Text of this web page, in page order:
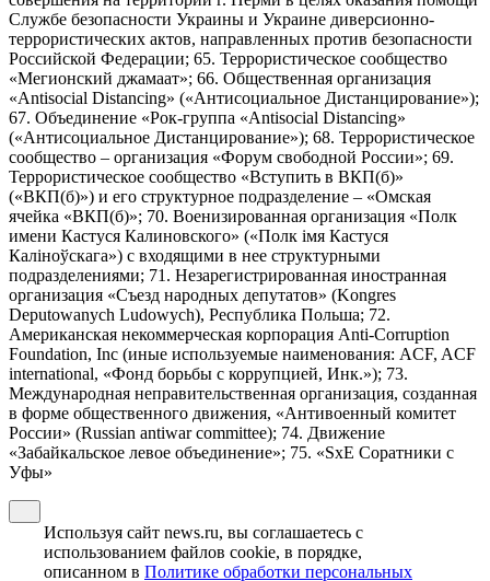
Службе безопасности Украины и Украине диверсионно-
террористических актов, направленных против безопасности
Российской Федерации; 65. Террористическое сообщество
«Мегионский джамаат»; 66. Общественная организация
«Antisocial Distancing» («Антисоциальное Дистанцирование»);
67. Объединение «Рок-группа «Antisocial Distancing»
(«Антисоциальное Дистанцирование»); 68. Террористическое
сообщество – организация «Форум свободной России»; 69.
Террористическое сообщество «Вступить в ВКП(б)»
(«ВКП(б)») и его структурное подразделение – «Омская
ячейка «ВКП(б)»; 70. Военизированная организация «Полк
имени Кастуся Калиновского» («Полк iмя Кастуся
Калiноўскага») с входящими в нее структурными
подразделениями; 71. Незарегистрированная иностранная
организация «Съезд народных депутатов» (Kongres
Deputowanych Ludowych), Республика Польша; 72.
Американская некоммерческая корпорация Anti-Corruption
Foundation, Inc (иные используемые наименования: ACF, ACF
international, «Фонд борьбы с коррупцией, Инк.»); 73.
Международная неправительственная организация, созданная
в форме общественного движения, «Антивоенный комитет
России» (Russian antiwar committee); 74. Движение
«Забайкальское левое объединение»; 75. «SxE Соратники с
Уфы»
Используя сайт news.ru, вы соглашаетесь с
использованием файлов cookie, в порядке,
описанном в Политике обработки персональных